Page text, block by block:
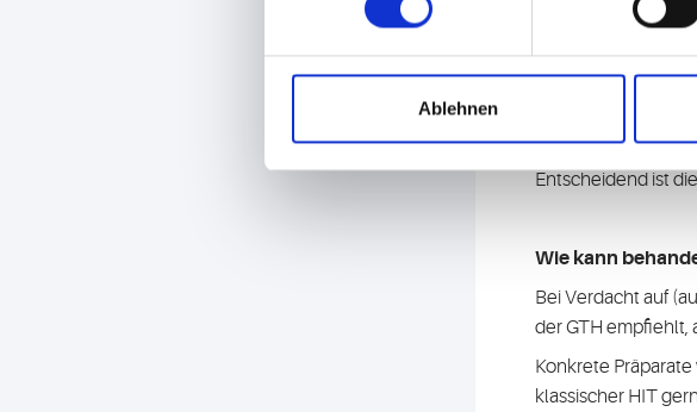
Ablehnen
Die
stattfinden muss.
Je nach
jedoch auch schon
Entscheidend ist
Wie kann
Bei Verdacht auf
der GTH empfiehlt,
Konkrete
klassischer HIT